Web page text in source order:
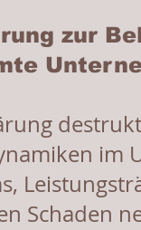
zur
im
Schaden